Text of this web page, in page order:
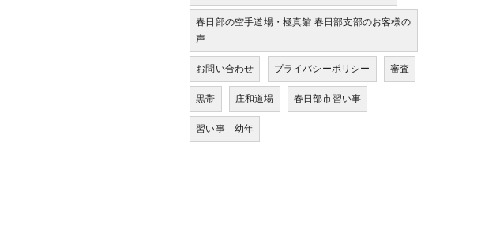
春日部の空手道場・極真館 春日部支部のお客様の
声
お問い合わせ プライバシーポリシー 審査
黒帯 庄和道場 春日部市習い事
習い事 幼年